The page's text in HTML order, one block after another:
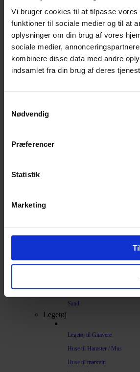
Vi bruger cookies til at tilpasse
funktioner til sociale medier og til at
oplysninger om din brug af vores
sociale medier,
kombinere disse data med andre
indsamlet fra din brug af deres
Nødvendig
Præferencer
Statistik
Marketing
Rottebur
Marsvinebur
Løbegård
Overdækning løbegård
Indretning til bure
Bark
Spelt
Vat
Sand
Legetøj
Legetøj til Gnavere
Huse til Hamster / Mus
Huse til marsvin